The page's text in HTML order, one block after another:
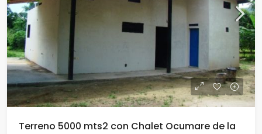
Terreno 5000 mts2 con Chalet Ocumare de la